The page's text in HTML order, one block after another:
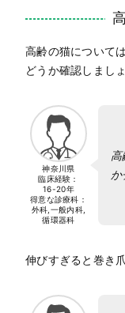
高齢の猫について
どうか確認しましょ
神奈川県
臨床経験：
16-20年
得意な診療科：
外科,一般内科,
循環器科
高
か
伸びすぎると巻き